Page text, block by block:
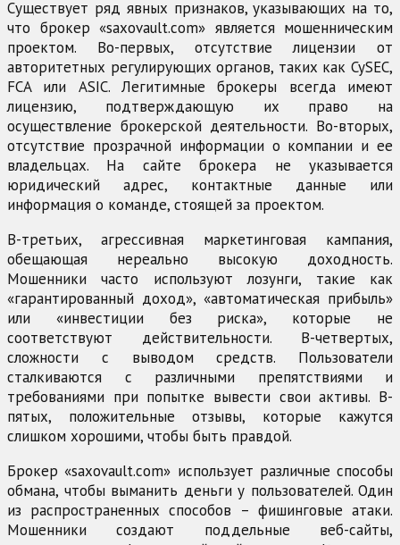
Существует ряд явных признаков, указывающих на то,
что брокер «saxovault.com» является мошенническим
проектом. Во-первых, отсутствие лицензии от
авторитетных регулирующих органов, таких как CySEC,
FCA или ASIC. Легитимные брокеры всегда имеют
лицензию, подтверждающую их право на
осуществление брокерской деятельности. Во-вторых,
отсутствие прозрачной информации о компании и ее
владельцах. На сайте брокера не указывается
юридический адрес, контактные данные или
информация о команде, стоящей за проектом.
В-третьих, агрессивная маркетинговая кампания,
обещающая нереально высокую доходность.
Мошенники часто используют лозунги, такие как
«гарантированный доход», «автоматическая прибыль»
или «инвестиции без риска», которые не
соответствуют действительности. В-четвертых,
сложности с выводом средств. Пользователи
сталкиваются с различными препятствиями и
требованиями при попытке вывести свои активы. В-
пятых, положительные отзывы, которые кажутся
слишком хорошими, чтобы быть правдой.
Брокер «saxovault.com» использует различные способы
обмана, чтобы выманить деньги у пользователей. Один
из распространенных способов – фишинговые атаки.
Мошенники создают поддельные веб-сайты,